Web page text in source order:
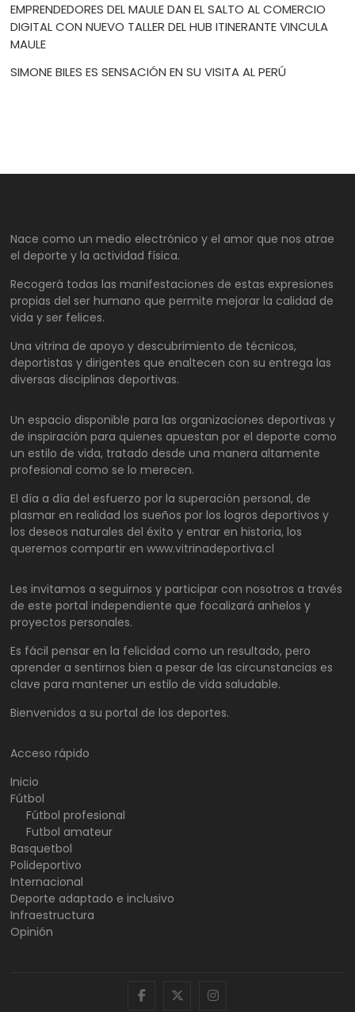
EMPRENDEDORES DEL MAULE DAN EL SALTO AL COMERCIO
DIGITAL CON NUEVO TALLER DEL HUB ITINERANTE VINCULA
MAULE
SIMONE BILES ES SENSACIÓN EN SU VISITA AL PERÚ
Nace como un medio electrónico y el amor que nos atrae
el deporte y la actividad física.
Recogerá todas las manifestaciones de estas expresiones
propias del ser humano que permite mejorar la calidad de
vida y ser felices.
Una vitrina de apoyo y descubrimiento de técnicos,
deportistas y dirigentes que enaltecen con su entrega las
diversas disciplinas deportivas.
Un espacio disponible para las organizaciones deportivas y
de inspiración para quienes apuestan por el deporte como
un estilo de vida, tratado desde una manera altamente
profesional como se lo merecen.
El día a día del esfuerzo por la superación personal, de
plasmar en realidad los sueños por los logros deportivos y
los deseos naturales del éxito y entrar en historia, los
queremos compartir en www.vitrinadeportiva.cl
Les invitamos a seguirnos y participar con nosotros a través
de este portal independiente que focalizará anhelos y
proyectos personales.
Es fácil pensar en la felicidad como un resultado, pero
aprender a sentirnos bien a pesar de las circunstancias es
clave para mantener un estilo de vida saludable.
Bienvenidos a su portal de los deportes.
Acceso rápido
Inicio
Fútbol
Fútbol profesional
Futbol amateur
Basquetbol
Polideportivo
Internacional
Deporte adaptado e inclusivo
Infraestructura
Opinión
facebooktwitterinstagram